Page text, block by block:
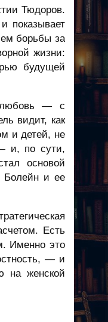
Тюдоров.
показывает
борьбы за
жизни:
будущей
любовь — с
видит, как
и детей, не
и, по сути,
основой
Болейн и ее
Есть
Именно это
— и
на женской